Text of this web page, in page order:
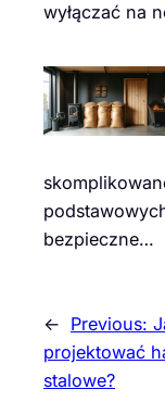
wyłączać na
bezpieczne…
← Previous:
projektować
stalowe?